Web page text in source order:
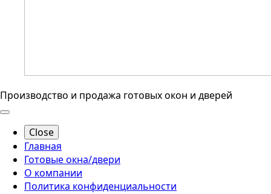
Производство и продажа готовых окон и дверей
Close
Главная
Готовые окна/двери
О компании
Политика конфиденциальности